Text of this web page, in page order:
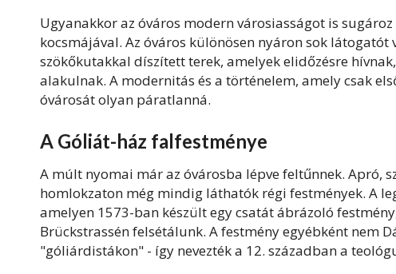
Ugyanakkor az óváros modern városiasságot is
kocsmájával. Az óváros különösen nyáron sok
szökőkutakkal díszített terek, amelyek elidőzésre
alakulnak. A modernitás és a történelem, amely csak
óvárosát olyan páratlanná.
A Góliát-ház falfestménye
A múlt nyomai már az óvárosba lépve feltűnnek. Apró,
homlokzaton még mindig láthatók régi festmények. A
amelyen 1573-ban készült egy csatát ábrázoló
Brückstrassén felsétálunk. A festmény egyébként nem
"góliárdistákon" - így nevezték a 12. században a